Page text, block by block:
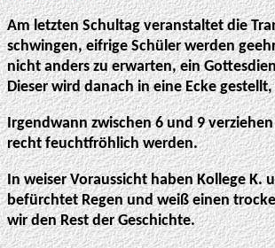
Am letzten Schultag veranstaltet die
schwingen, eifrige Schüler werden
nicht anders zu erwarten, ein
Dieser wird danach in eine Ecke
Irgendwann zwischen 6 und 9
recht feuchtfröhlich werden.
In weiser Voraussicht haben Kollege K.
befürchtet Regen und weiß einen
wir den Rest der Geschichte.